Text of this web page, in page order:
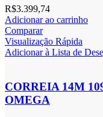
R$3.399,74
Adicionar ao carrinho
Comparar
Visualização Rápida
Adicionar à Lista de
CORREIA 14M
OMEGA